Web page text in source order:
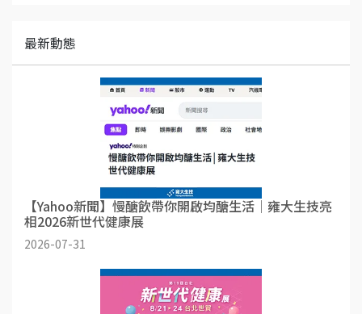
最新動態
【Yahoo新聞】慢醣飲帶你開啟均醣生活│雍大生技亮
相2026新世代健康展
2026-07-31